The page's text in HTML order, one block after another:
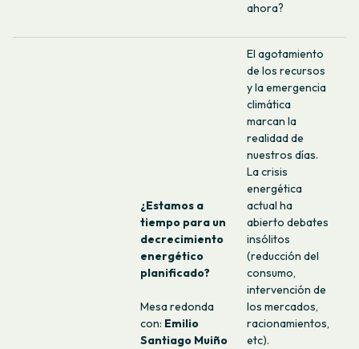
ahora?
¿Estamos a
tiempo para un
decrecimiento
energético
planificado?
Mesa redonda
con: Emilio
Santiago Muiño
El agotamiento
de los recursos
y la emergencia
climática
marcan la
realidad de
nuestros días.
La crisis
energética
actual ha
abierto debates
insólitos
(reducción del
consumo,
intervención de
los mercados,
racionamientos,
etc).